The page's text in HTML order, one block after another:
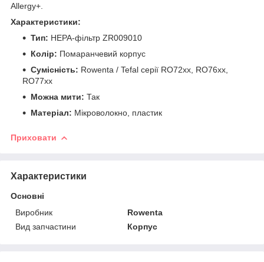
Allergy+.
Характеристики:
Тип: HEPA-фільтр ZR009010
Колір: Помаранчевий корпус
Сумісність: Rowenta / Tefal серії RO72xx, RO76xx,
RO77xx
Можна мити: Так
Матеріал: Мікроволокно, пластик
Приховати
Характеристики
Основні
Виробник
Rowenta
Вид запчастини
Корпус